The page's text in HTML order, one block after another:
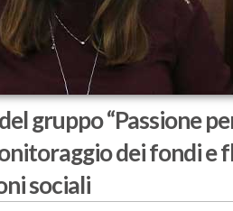
gruppo “Passione
dei fondi e
sociali